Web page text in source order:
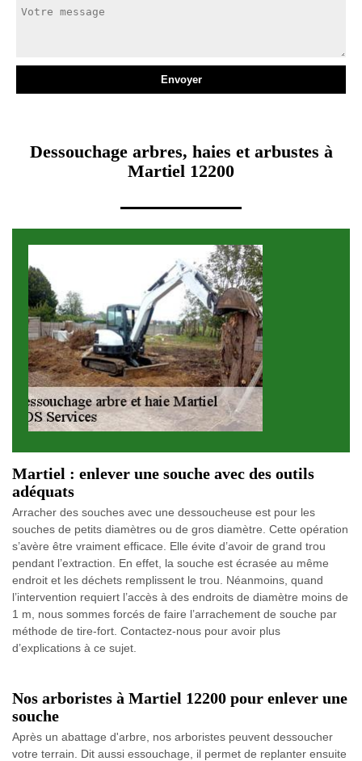
Dessouchage arbres, haies et arbustes à
Martiel 12200
Martiel : enlever une souche avec des outils
adéquats
Arracher des souches avec une dessoucheuse est pour les
souches de petits diamètres ou de gros diamètre. Cette opération
s’avère être vraiment efficace. Elle évite d’avoir de grand trou
pendant l’extraction. En effet, la souche est écrasée au même
endroit et les déchets remplissent le trou. Néanmoins, quand
l’intervention requiert l’accès à des endroits de diamètre moins de
1 m, nous sommes forcés de faire l’arrachement de souche par
méthode de tire-fort. Contactez-nous pour avoir plus
d’explications à ce sujet.
Nos arboristes à Martiel 12200 pour enlever une
souche
Après un abattage d'arbre, nos arboristes peuvent dessoucher
votre terrain. Dit aussi essouchage, il permet de replanter ensuite